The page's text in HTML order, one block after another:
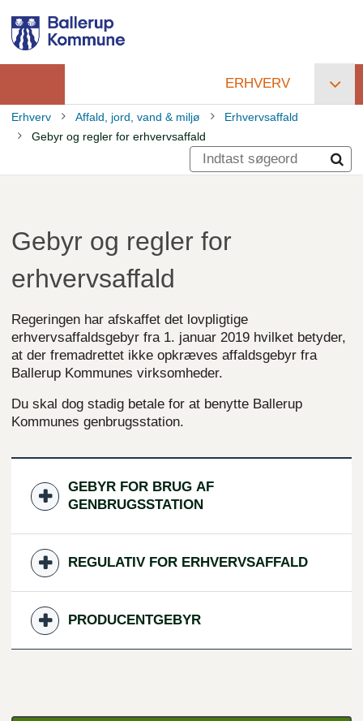
hovedindhold
Primær
navigation
ERHVERV
Brødkrumme
Erhverv Affald, jord, vand & miljø
Erhvervsaffald
Gebyr og regler for erhvervsaffald
Gebyr og regler for
erhvervsaffald
Regeringen har afskaffet det lovpligtige
erhvervsaffaldsgebyr fra 1. januar 2019 hvilket betyder,
at der fremadrettet ikke opkræves affaldsgebyr fra
Ballerup Kommunes virksomheder.
Du skal dog stadig betale for at benytte Ballerup
Kommunes genbrugsstation.
GEBYR FOR BRUG AF
GENBRUGSSTATION
REGULATIV FOR ERHVERVSAFFALD
PRODUCENTGEBYR